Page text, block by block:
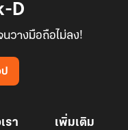
D
วางมือถือไม่ลง!
รา เพิ่มเติม